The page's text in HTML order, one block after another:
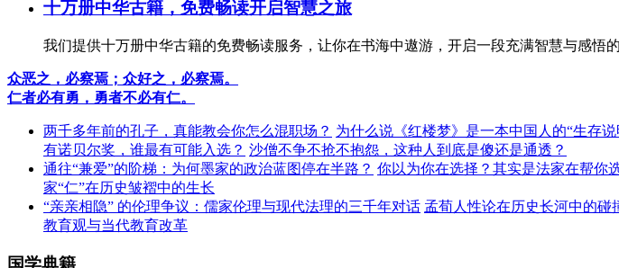
十万册中华古籍，免费畅读开启智慧之旅
我们提供十万册中华古籍的免费畅读服务，让你在书海中遨游，开启一段充满智慧与感悟
众恶之，必察焉；众好之，必察焉。
仁者必有勇，勇者不必有仁。
两千多年前的孔子，真能教会你怎么混职场？ 为什么说《红楼梦》是一本中国人的“生存说
有诺贝尔奖，谁最有可能入选？ 沙僧不争不抢不抱怨，这种人到底是傻还是通透？
通往“兼爱”的阶梯：为何墨家的政治蓝图停在半路？ 你以为你在选择？其实是法家在帮你
家“仁”在历史皱褶中的生长
“亲亲相隐” 的伦理争议：儒家伦理与现代法理的三千年对话 孟荀人性论在历史长河中的碰
教育观与当代教育改革
国学典籍